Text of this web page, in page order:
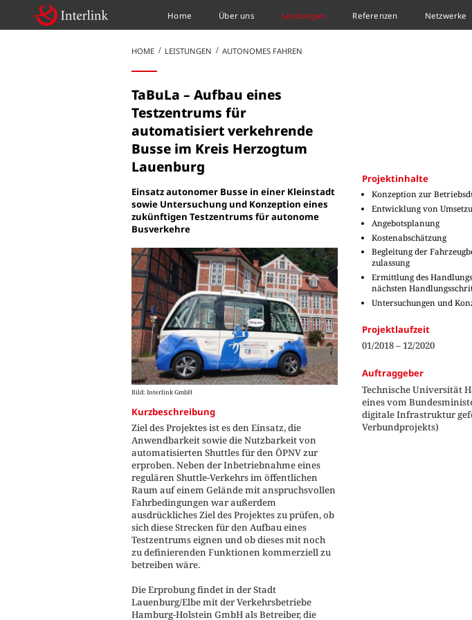
Home Über uns Leistungen Referenzen Netzwerke
HOME LEISTUNGEN AUTONOMES FAHREN
TaBuLa – Aufbau eines
Testzentrums für
automatisiert verkehrende
Busse im Kreis Herzogtum
Lauenburg
Einsatz autonomer Busse in einer Kleinstadt
sowie Untersuchung und Konzeption eines
zukünftigen Testzentrums für autonome
Busverkehre
Bild: Interlink GmbH
Kurzbeschreibung
Ziel des Projektes ist es den Einsatz, die
Anwendbarkeit sowie die Nutzbarkeit von
automatisierten Shuttles für den ÖPNV zur
erproben. Neben der Inbetriebnahme eines
regulären Shuttle-Verkehrs im öffentlichen
Raum auf einem Gelände mit anspruchsvollen
Fahrbedingungen war außerdem
ausdrückliches Ziel des Projektes zu prüfen, ob
sich diese Strecken für den Aufbau eines
Testzentrums eignen und ob dieses mit noch
zu definierenden Funktionen kommerziell zu
betreiben wäre.
Die Erprobung findet in der Stadt
Lauenburg/Elbe mit der Verkehrsbetriebe
Hamburg-Holstein GmbH als Betreiber, die
Projektinhalte
Konzeption zur
Entwicklung von
Angebotsplanung
Kostenabschätzung
Begleitung der
zulassung
Ermittlung des
nächsten
Untersuchungen und
Projektlaufzeit
01/2018 – 12/2020
Auftraggeber
Technische Universität
eines vom
digitale Infrastruktur
Verbundprojekts)